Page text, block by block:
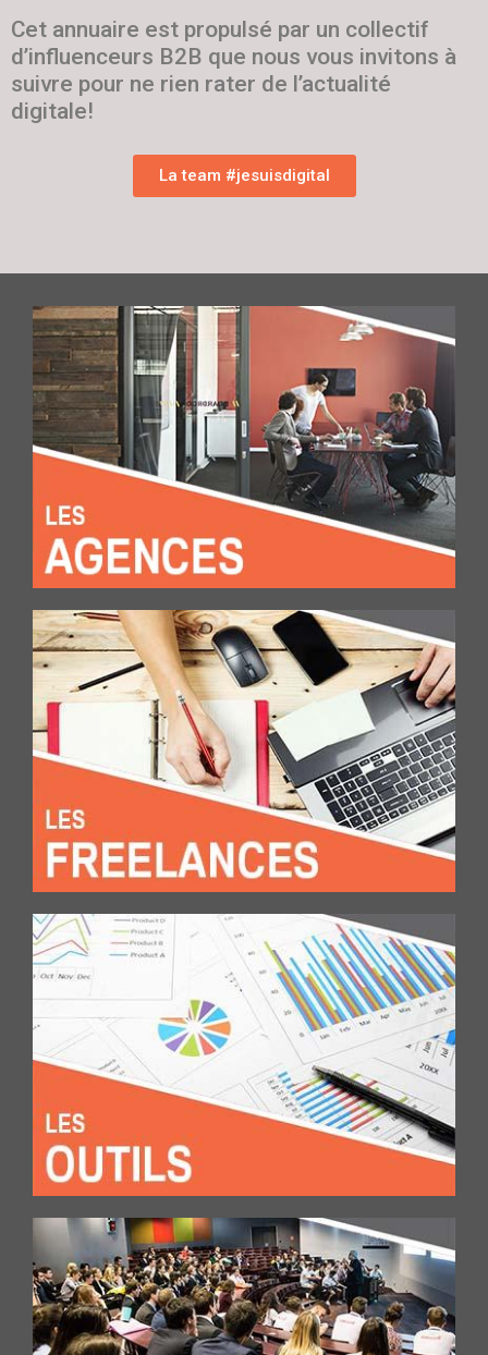
Cet annuaire est propulsé par un collectif
d’influenceurs B2B que nous vous invitons à
suivre pour ne rien rater de l’actualité
digitale!
La team #jesuisdigital